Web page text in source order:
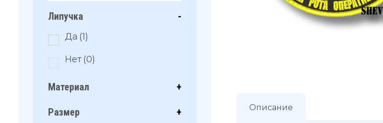
Описание
Липучка -
Да (1)
Нет(0)
Материал +
Размер +